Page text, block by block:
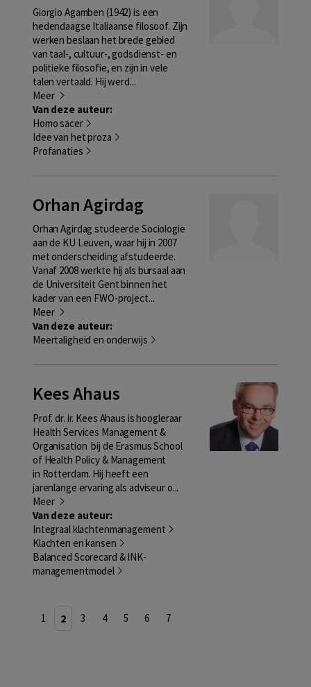
Giorgio Agamben (1942) is een
hedendaagse Italiaanse filosoof. Zijn
werken beslaan het brede gebied
van taal-, cultuur-, godsdienst- en
politieke filosofie, en zijn in vele
talen vertaald. Hij werd...
Meer
Van deze auteur:
Homo sacer
Idee van het proza
Profanaties
Orhan Agirdag
Orhan Agirdag studeerde Sociologie
aan de KU Leuven, waar hij in 2007
met onderscheiding afstudeerde.
Vanaf 2008 werkte hij als bursaal aan
de Universiteit Gent binnen het
kader van een FWO-project...
Meer
Van deze auteur:
Meertaligheid en onderwijs
Kees Ahaus
Prof. dr. ir. Kees Ahaus is hoogleraar
Health Services Management &
Organisation bij de Erasmus School
of Health Policy & Management
in Rotterdam. Hij heeft een
jarenlange ervaring als adviseur o...
Meer
Van deze auteur:
Integraal klachtenmanagement
Klachten en kansen
Balanced Scorecard & INK-
managementmodel
1 2 3 4 5 6 7